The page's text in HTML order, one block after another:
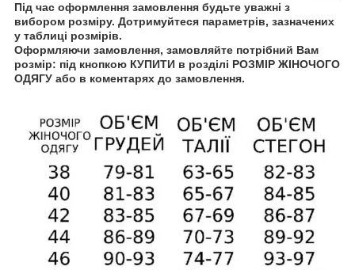
Під час оформлення замовлення будьте уважні з
вибором розміру. Дотримуйтеся параметрів, зазначених
у таблиці розмірів.
Оформляючи замовлення, замовляйте потрібний Вам
розмір: під кнопкою КУПИТИ в розділі РОЗМІР ЖІНОЧОГО
ОДЯГУ або в коментарях до замовлення.